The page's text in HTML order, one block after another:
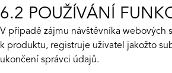
6.2 POUŽÍVÁNÍ
V případě zájmu návštěvníka webových
k produktu, registruje uživatel jakožto
ukončení správci údajů.